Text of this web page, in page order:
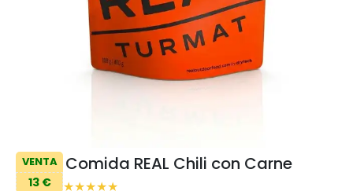
VENTA
13 €
Comida REAL Chili con Carne